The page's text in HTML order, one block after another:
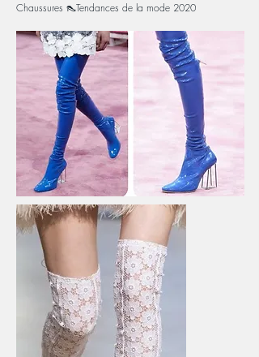
Chaussures 👠Tendances de la mode 2020